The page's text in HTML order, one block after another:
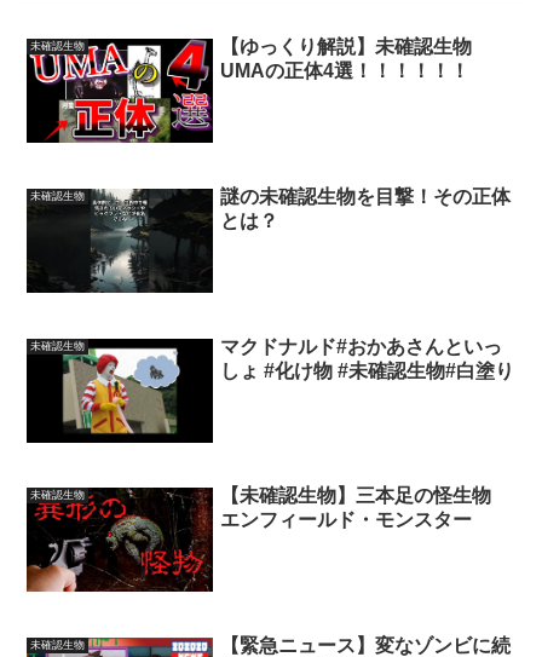
未確認生物
【ゆっくり解説】未確認生物
UMAの正体4選！！！！！！
未確認生物
謎の未確認生物を目撃！その正体
とは？
未確認生物
マクドナルド#おかあさんといっ
しょ #化け物 #未確認生物#白塗り
未確認生物
【未確認生物】三本足の怪生物
エンフィールド・モンスター
未確認生物
【緊急ニュース】変なゾンビに続